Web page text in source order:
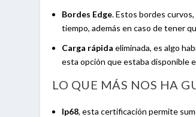
Bordes Edge. Estos bordes
tiempo, además en caso de tener
Carga rápida eliminada, es algo
esta opción que estaba disponible
LO QUE MÁS NOS HA
Ip68, esta certificación permite